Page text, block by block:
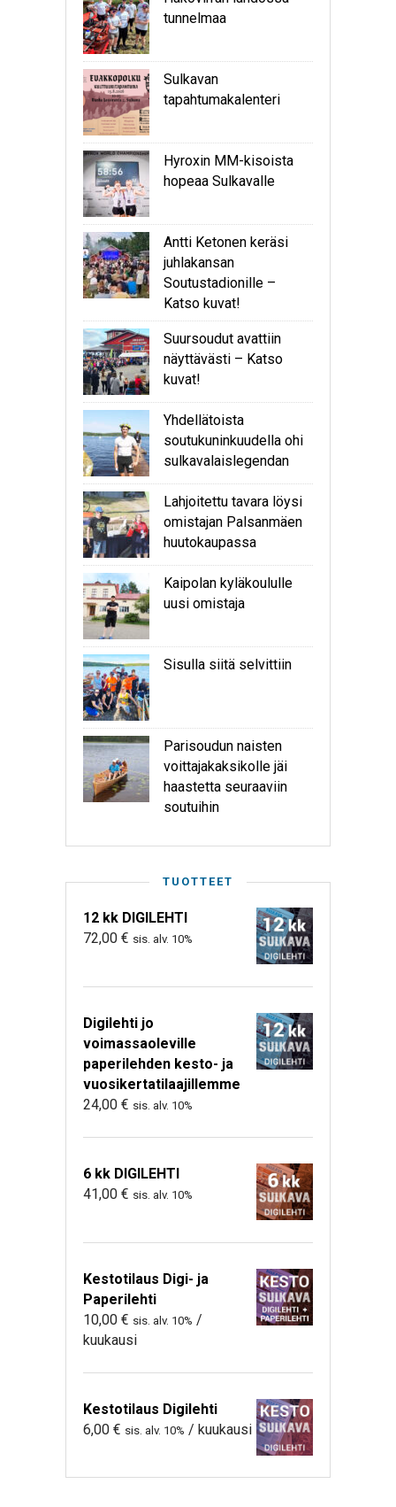
tunnelmaa
Sulkavan
tapahtumakalenteri
Hyroxin MM-kisoista
hopeaa Sulkavalle
Antti Ketonen keräsi
juhlakansan
Soutustadionille –
Katso kuvat!
Suursoudut avattiin
näyttävästi – Katso
kuvat!
Yhdellätoista
soutukuninkuudella ohi
sulkavalaislegendan
Lahjoitettu tavara löysi
omistajan Palsanmäen
huutokaupassa
Kaipolan kyläkoululle
uusi omistaja
Sisulla siitä selvittiin
Parisoudun naisten
voittajakaksikolle jäi
haastetta seuraaviin
soutuihin
TUOTTEET
12 kk DIGILEHTI
72,00 € sis. alv. 10%
Digilehti jo
voimassaoleville
paperilehden kesto- ja
vuosikertatilaajillemme
24,00 € sis. alv. 10%
6 kk DIGILEHTI
41,00 € sis. alv. 10%
Kestotilaus Digi- ja
Paperilehti
10,00 € sis. alv. 10% /
kuukausi
Kestotilaus Digilehti
6,00 € sis. alv. 10% / kuukausi